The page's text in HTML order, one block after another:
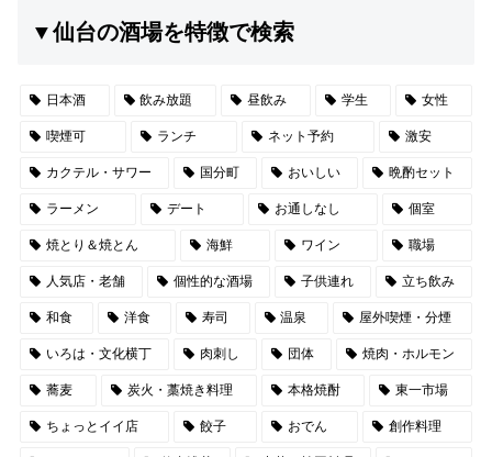
▼仙台の酒場を特徴で検索
日本酒 飲み放題 昼飲み 学生 女性
喫煙可 ランチ ネット予約 激安
カクテル・サワー 国分町 おいしい 晩酌セット
ラーメン デート お通しなし 個室
焼とり＆焼とん 海鮮 ワイン 職場
人気店・老舗 個性的な酒場 子供連れ 立ち飲み
和食 洋食 寿司 温泉 屋外喫煙・分煙
いろは・文化横丁 肉刺し 団体 焼肉・ホルモン
蕎麦 炭火・藁焼き料理 本格焼酎 東一市場
ちょっとイイ店 餃子 おでん 創作料理